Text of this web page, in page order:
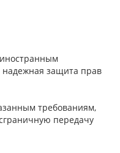
надежная защита прав
требованиям,
передачу